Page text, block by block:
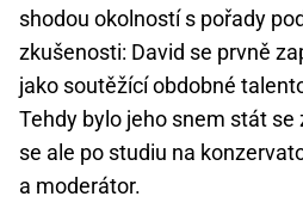
shodou okolností s pořady
zkušenosti: David se prvně
jako soutěžící obdobné
Tehdy bylo jeho snem stát
se ale po studiu na
a moderátor.